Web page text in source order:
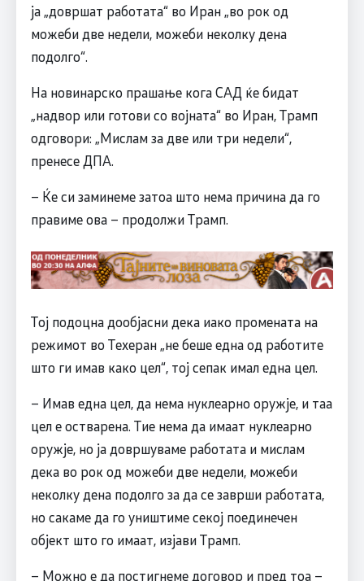
ја „довршат работата“ во Иран „во рок од
можеби две недели, можеби неколку дена
подолго“.
На новинарско прашање кога САД ќе бидат
„надвор или готови со војната“ во Иран, Трамп
одговори: „Мислам за две или три недели“,
пренесе ДПА.
– Ќе си заминеме затоа што нема причина да го
правиме ова – продолжи Трамп.
Тој подоцна дообјасни дека иако промената на
режимот во Техеран „не беше една од работите
што ги имав како цел“, тој сепак имал една цел.
– Имав една цел, да нема нуклеарно оружје, и таа
цел е остварена. Тие нема да имаат нуклеарно
оружје, но ја довршуваме работата и мислам
дека во рок од можеби две недели, можеби
неколку дена подолго за да се заврши работата,
но сакаме да го уништиме секој поединечен
објект што го имаат, изјави Трамп.
– Можно е да постигнеме договор и пред тоа –